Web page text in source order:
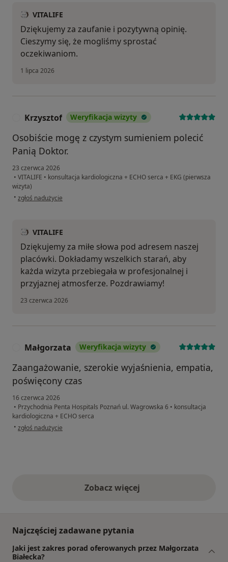
VITALIFE
Dziękujemy za zaufanie i pozytywną opinię.
Cieszymy się, że mogliśmy sprostać
oczekiwaniom.
1 lipca 2026
Krzysztof Weryfikacja wizyty
Osobiście mogę z czystym sumieniem polecić
Panią Doktor.
23 czerwca 2026
• VITALIFE • konsultacja kardiologiczna + ECHO serca + EKG (pierwsza
wizyta)
• w opinii użytkownika Krzysztof
zgłoś nadużycie
VITALIFE
Dziękujemy za miłe słowa pod adresem naszej
placówki. Dokładamy wszelkich starań, aby
każda wizyta przebiegała w profesjonalnej i
przyjaznej atmosferze. Pozdrawiamy!
23 czerwca 2026
Małgorzata Weryfikacja wizyty
Zaangażowanie, szerokie wyjaśnienia, empatia,
poświęcony czas
16 czerwca 2026
• Przychodnia Penta Hospitals Poznań ul. Wagrowska 6 • konsultacja
kardiologiczna + ECHO serca
• w opinii użytkownika Małgorzata
zgłoś nadużycie
Zobacz więcejopinie powyżej
Najczęściej zadawane pytania
Jaki jest zakres porad oferowanych przez Małgorzata
Białecka?